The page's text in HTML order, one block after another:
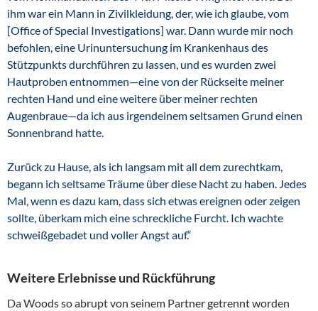
ihm war ein Mann in Zivilkleidung, der, wie ich glaube, vom
[Office of Special Investigations] war. Dann wurde mir noch
befohlen, eine Urinuntersuchung im Krankenhaus des
Stützpunkts durchführen zu lassen, und es wurden zwei
Hautproben entnommen—eine von der Rückseite meiner
rechten Hand und eine weitere über meiner rechten
Augenbraue—da ich aus irgendeinem seltsamen Grund einen
Sonnenbrand hatte.
Zurück zu Hause, als ich langsam mit all dem zurechtkam,
begann ich seltsame Träume über diese Nacht zu haben. Jedes
Mal, wenn es dazu kam, dass sich etwas ereignen oder zeigen
sollte, überkam mich eine schreckliche Furcht. Ich wachte
schweißgebadet und voller Angst auf.“
Weitere Erlebnisse und Rückführung
Da Woods so abrupt von seinem Partner getrennt worden